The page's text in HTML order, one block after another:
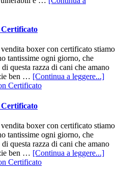
boxer con certificato stiamo
tantissime ogni giorno, che
questa razza di cani che amano
ben … [Continua a leggere...]
Certificato
boxer con certificato stiamo
tantissime ogni giorno, che
questa razza di cani che amano
ben … [Continua a leggere...]
Certificato